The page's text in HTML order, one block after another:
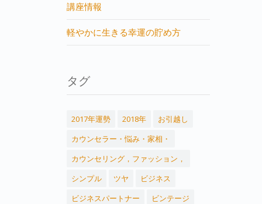
講座情報
軽やかに生きる幸運の貯め方
タグ
2017年運勢 2018年
お引越し
カウンセラー・悩み・家相・
カウンセリング，ファッション，
シンプル
ツヤ
ビジネス
ビジネスパートナー
ビンテージ